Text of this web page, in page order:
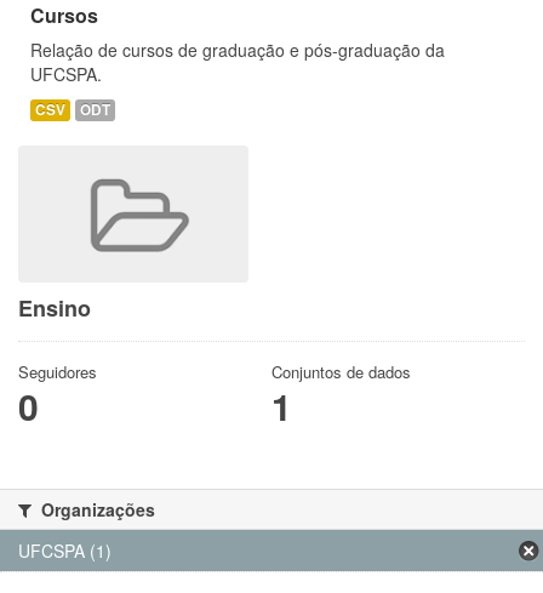
Cursos
Relação de cursos de graduação e pós-graduação da
UFCSPA.
CSV ODT
Ensino
Seguidores
0
Conjuntos de dados
1
Organizações
UFCSPA (1)